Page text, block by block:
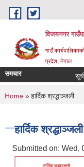
Skip to main content
विजयनगर
गाउँ
प्रदेश, नेपाल
समचार सूची
You are here
Home » हार्दिक श्रद्धाञ्जली
हार्दिक श्रद्धाञ्जली
Submitted on: Wed,